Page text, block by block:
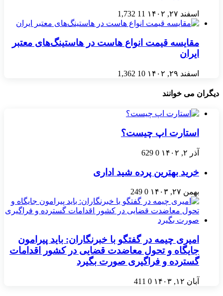
اسفند ۲۷, ۱۴۰۲ 11
1,732
مقایسه قیمت انواع هاست در هاستینگ‌های معتبر
ایران
اسفند ۲۹, ۱۴۰۲ 10
1,362
دیگران می خوانند
استارت اپ چیست؟
آذر ۲, ۱۴۰۲ 0
629
خرید بهترین پرده شید اداری
بهمن ۲۷, ۱۴۰۳ 0
249
امیری چیمه در گفتگو با خبرنگاران: باید پیرامون
جایگاه و تحول معاضدت قضایی در کشور اقدامات
گسترده و فراگیری صورت بگیرد
آبان ۱۲, ۱۴۰۳ 0
411